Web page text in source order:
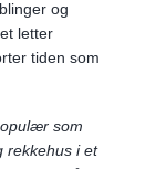
og
letter
tiden som
som
rekkehus i et